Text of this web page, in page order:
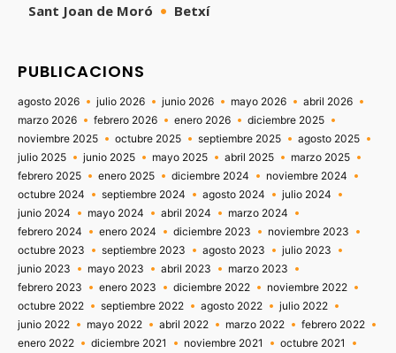
Sant Joan de Moró
Betxí
PUBLICACIONS
agosto 2026 julio 2026 junio 2026 mayo 2026
abril 2026
marzo 2026
febrero 2026 enero 2026
diciembre 2025
noviembre 2025
octubre 2025 septiembre 2025
agosto 2025
julio 2025
junio 2025 mayo 2025 abril 2025
marzo 2025
febrero 2025
enero 2025 diciembre 2024
noviembre 2024
octubre 2024
septiembre 2024 agosto 2024
julio 2024
junio 2024
mayo 2024 abril 2024
marzo 2024
febrero 2024
enero 2024 diciembre 2023
noviembre 2023
octubre 2023
septiembre 2023 agosto 2023
julio 2023
junio 2023
mayo 2023 abril 2023
marzo 2023
febrero 2023
enero 2023 diciembre 2022
noviembre 2022
octubre 2022
septiembre 2022 agosto 2022
julio 2022
junio 2022
mayo 2022 abril 2022 marzo 2022
febrero 2022
enero 2022
diciembre 2021 noviembre 2021
octubre 2021